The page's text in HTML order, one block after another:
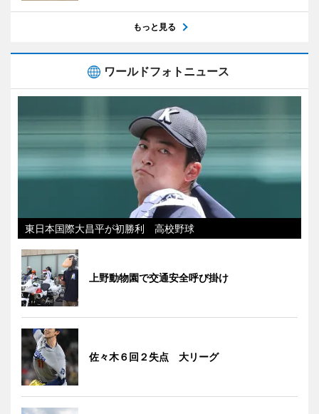
もっと見る
ワールドフォトニュース
東日本国際大昌平が初勝利 高校野球
上野動物園で交通安全呼び掛け
佐々木６回２失点 大リーグ